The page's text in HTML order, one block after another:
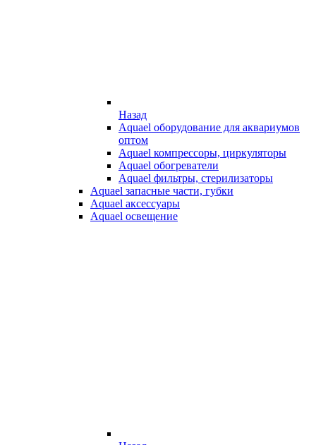
Назад
Aquael оборудование для аквариумов
оптом
Aquael компрессоры, циркуляторы
Aquael обогреватели
Aquael фильтры, стерилизаторы
Aquael запасные части, губки
Aquael аксессуары
Aquael освещение